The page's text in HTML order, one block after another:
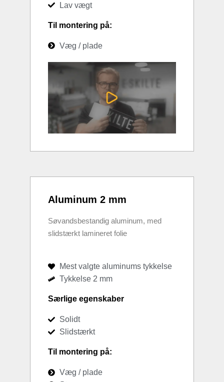
Lav vægt
Til montering på:
Væg / plade
Aluminum 2 mm
Søvandsbestandig aluminum, med
slidstærkt lamineret folie
Mest valgte aluminums tykkelse
Tykkelse 2 mm
Særlige egenskaber
Solidt
Slidstærkt
Til montering på:
Væg / plade